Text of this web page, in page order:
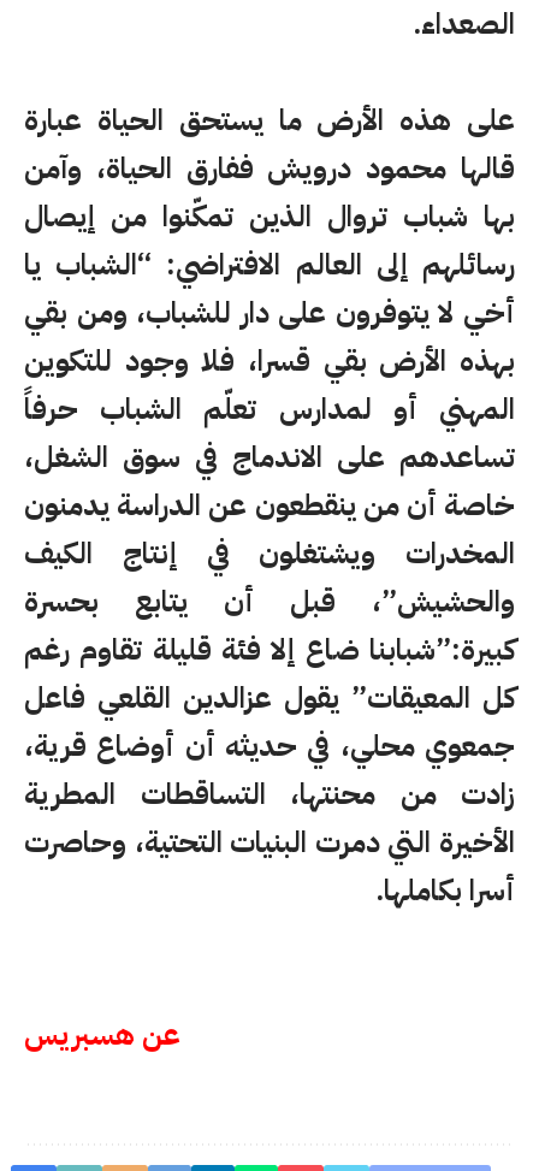
الصعداء.
على هذه الأرض ما يستحق الحياة عبارة
قالها محمود درويش ففارق الحياة، وآمن
بها شباب تروال الذين تمكّنوا من إيصال
رسائلهم إلى العالم الافتراضي: “الشباب يا
أخي لا يتوفرون على دار للشباب، ومن بقي
بهذه الأرض بقي قسرا، فلا وجود للتكوين
المهني أو لمدارس تعلّم الشباب حرفاً
تساعدهم على الاندماج في سوق الشغل،
خاصة أن من ينقطعون عن الدراسة يدمنون
المخدرات ويشتغلون في إنتاج الكيف
والحشيش”، قبل أن يتابع بحسرة
كبيرة:”شبابنا ضاع إلا فئة قليلة تقاوم رغم
كل المعيقات” يقول عزالدين القلعي فاعل
جمعوي محلي، في حديثه أن أوضاع قرية،
زادت من محنتها، التساقطات المطرية
الأخيرة التي دمرت البنيات التحتية، وحاصرت
أسرا بكاملها.
عن هسبريس